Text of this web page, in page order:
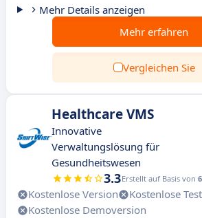
Mehr Details anzeigen
Mehr erfahren
Vergleichen Sie
Healthcare VMS
Innovative
Verwaltungslösung für
Gesundheitswesen
3.3Erstellt auf Basis von
Kostenlose Version
Kostenlose
Kostenlose Demoversion